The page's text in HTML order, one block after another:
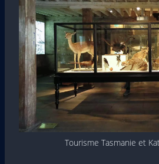
Tourisme Tasmanie et